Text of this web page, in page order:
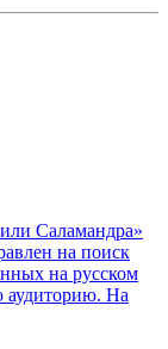
Саламандра»
на поиск
на русском
аудиторию. На